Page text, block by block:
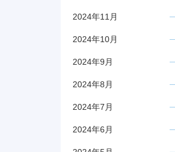
2024年11月
2024年10月
2024年9月
2024年8月
2024年7月
2024年6月